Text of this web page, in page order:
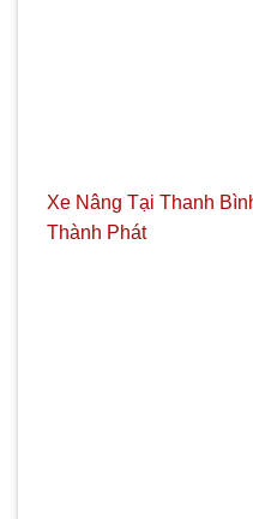
Xe Nâng Tại Thanh
Thành Phát